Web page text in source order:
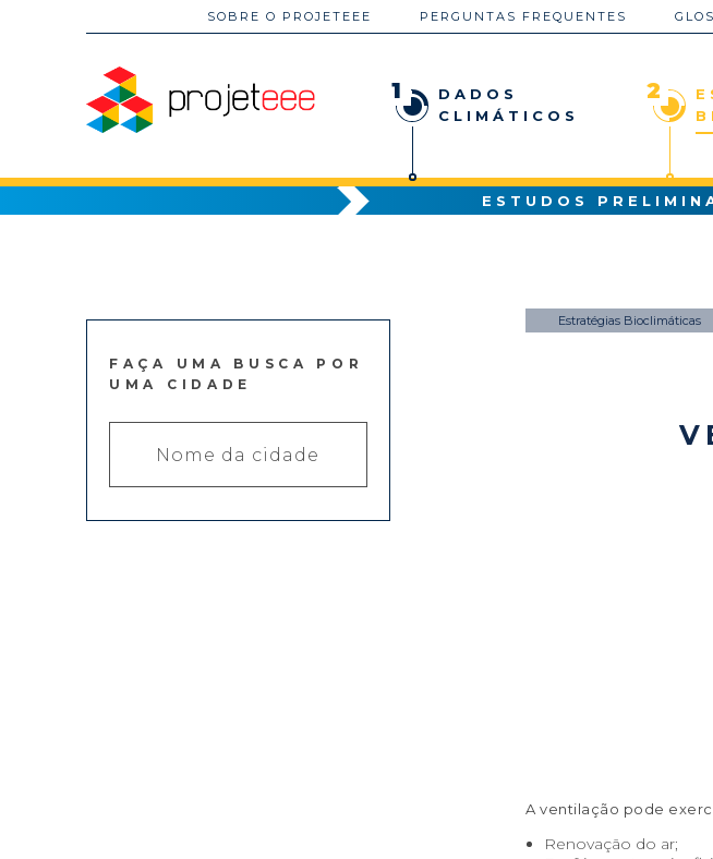
SOBRE O PROJETEEE PERGUNTAS FREQUENTES
1
DADOS
CLIMÁTICOS
2
ESTUDOS
FAÇA UMA BUSCA POR
UMA CIDADE
Estratégias Bioclimáticas
A ventilação pode
Renovação do ar;